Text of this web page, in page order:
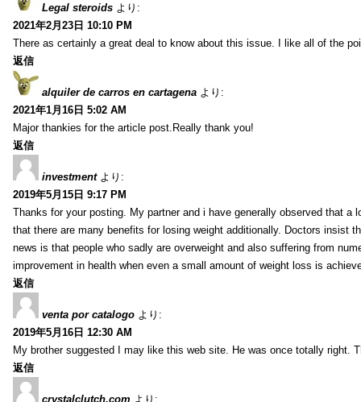
Legal steroids より:
2021年2月23日 10:10 PM
There as certainly a great deal to know about this issue. I like all of the
返信
alquiler de carros en cartagena より:
2021年1月16日 5:02 AM
Major thankies for the article post.Really thank you!
返信
investment より:
2019年5月15日 9:17 PM
Thanks for your posting. My partner and i have generally observed that
that there are many benefits for losing weight additionally. Doctors insist
news is that people who sadly are overweight and also suffering from
improvement in health when even a small amount of weight loss is
返信
venta por catalogo より:
2019年5月16日 12:30 AM
My brother suggested I may like this web site. He was once totally right.
返信
crystalclutch.com より: